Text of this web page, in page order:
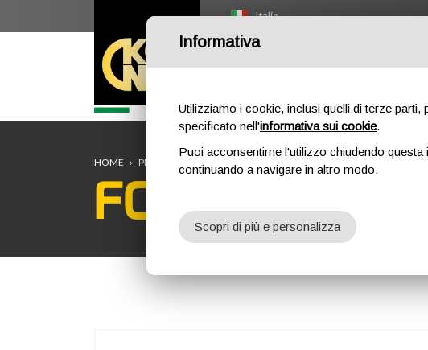
Italia
HOME OUTDOOR
HOME PROFESSIONAL CORDE STATICHE FORZA 10.5
FORZA 10.5
Informativa
Utilizziamo i cookie, inclusi quelli di terze
specificato nell'informativa sui cookie.
Puoi acconsentirne l'utilizzo chiudendo
continuando a navigare in altro modo.
Scopri di più e personalizza